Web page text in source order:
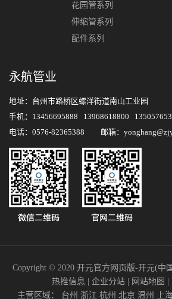
花园管系列
伸缩管系列
配件系列
永航管业
地址：台州市路桥区螺洋街道南山工业园
手机：13456695888 13968618800
电话：0576-82365388 邮箱：
Copyright © 2020 开元官方网页版-开元(中
热推信息
企业分站 网站地图
主营区域： 台州 浙江 杭州 北京 温州 上